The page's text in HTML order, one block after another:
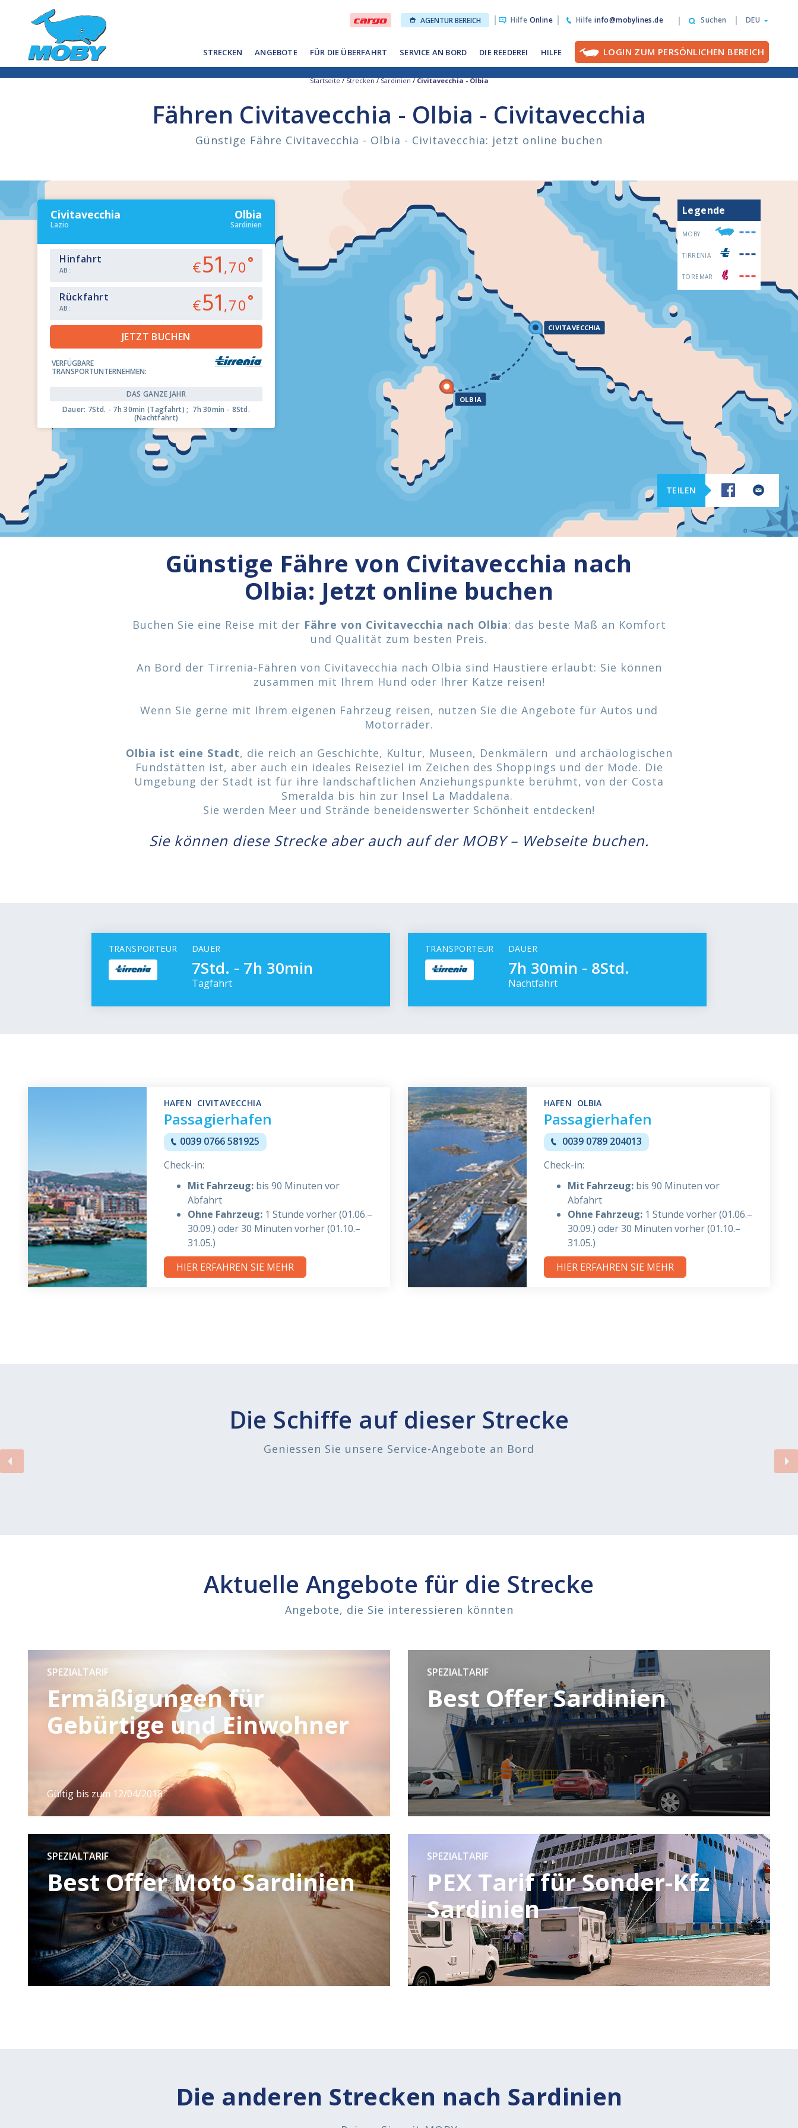
Suchen DEU
STRECKEN ANGEBOTE FÜR DIE ÜBERFAHRT SERVICE AN BORD DIE REEDEREI HILFE LOGIN ZUM PERSÖNLICHEN BEREICH
AGENTUR BEREICH Hilfe Online Hilfeinfo@mobylines.de
Startseite/Strecken/Sardinien/Civitavecchia - Olbia
Fähren Civitavecchia - Olbia - Civitavecchia
Günstige Fähre Civitavecchia - Olbia - Civitavecchia: jetzt online buchen
TEILEN
OLBIA
CIVITAVECCHIA
Legende
MOBY
TIRRENIA
TOREMAR
Civitavecchia
Lazio
Olbia
Sardinien
Hinfahrt
AB: €51,70
Rückfahrt
AB: €51,70
VERFÜGBARE
TRANSPORTUNTERNEHMEN:
DAS GANZE JAHR
Dauer: 7Std. - 7h 30min (Tagfahrt) ; 7h 30min - 8Std.
(Nachtfahrt)
Günstige Fähre von Civitavecchia nach
Olbia: Jetzt online buchen
Buchen Sie eine Reise mit der Fähre von Civitavecchia nach Olbia: das beste Maß an Komfort
und Qualität zum besten Preis.
An Bord der Tirrenia-Fähren von Civitavecchia nach Olbia sind Haustiere erlaubt: Sie können
zusammen mit Ihrem Hund oder Ihrer Katze reisen!
Wenn Sie gerne mit Ihrem eigenen Fahrzeug reisen, nutzen Sie die Angebote für Autos und
Motorräder.
Olbia ist eine Stadt, die reich an Geschichte, Kultur, Museen, Denkmälern und archäologischen
Fundstätten ist, aber auch ein ideales Reiseziel im Zeichen des Shoppings und der Mode. Die
Umgebung der Stadt ist für ihre landschaftlichen Anziehungspunkte berühmt, von der Costa
Smeralda bis hin zur Insel La Maddalena.
Sie werden Meer und Strände beneidenswerter Schönheit entdecken!
Sie können diese Strecke aber auch auf der MOBY – Webseite buchen.
TRANSPORTEUR DAUER
7Std. - 7h 30min
Tagfahrt
TRANSPORTEUR DAUER
7h 30min - 8Std.
Nachtfahrt
HAFEN CIVITAVECCHIA
Passagierhafen
0039 0766 581925
Check-in:
Mit Fahrzeug: bis 90 Minuten vor
Abfahrt
Ohne Fahrzeug: 1 Stunde vorher (01.06.–
30.09.) oder 30 Minuten vorher (01.10.–
31.05.)
HIER ERFAHREN SIE MEHR
HAFEN OLBIA
Passagierhafen
0039 0789 204013
Check-in:
Mit Fahrzeug: bis 90 Minuten vor
Abfahrt
Ohne Fahrzeug: 1 Stunde vorher (01.06.–
30.09.) oder 30 Minuten vorher (01.10.–
31.05.)
HIER ERFAHREN SIE MEHR
Die Schiffe auf dieser Strecke
Geniessen Sie unsere Service-Angebote an Bord
Aktuelle Angebote für die Strecke
Angebote, die Sie interessieren könnten
SPEZIALTARIF
Ermäßigungen für
Gebürtige und Einwohner
Gültig bis zum 12/04/2018
SPEZIALTARIF
Best Offer Sardinien
SPEZIALTARIF
Best Offer Moto Sardinien
SPEZIALTARIF
PEX Tarif für Sonder-Kfz
Sardinien
Die anderen Strecken nach Sardinien